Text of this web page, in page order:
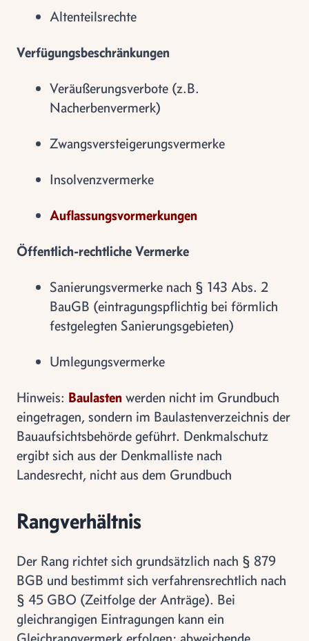
Altenteilsrechte
Verfügungsbeschränkungen
Veräußerungsverbote (z.B.
Nacherbenvermerk)
Zwangsversteigerungsvermerke
Insolvenzvermerke
Auflassungsvormerkungen
Öffentlich-rechtliche Vermerke
Sanierungsvermerke nach § 143 Abs. 2
BauGB (eintragungspflichtig bei förmlich
festgelegten Sanierungsgebieten)
Umlegungsvermerke
Hinweis: Baulasten werden nicht im Grundbuch
eingetragen, sondern im Baulastenverzeichnis der
Bauaufsichtsbehörde geführt. Denkmalschutz
ergibt sich aus der Denkmalliste nach
Landesrecht, nicht aus dem Grundbuch
Rangverhältnis
Der Rang richtet sich grundsätzlich nach § 879
BGB und bestimmt sich verfahrensrechtlich nach
§ 45 GBO (Zeitfolge der Anträge). Bei
gleichrangigen Eintragungen kann ein